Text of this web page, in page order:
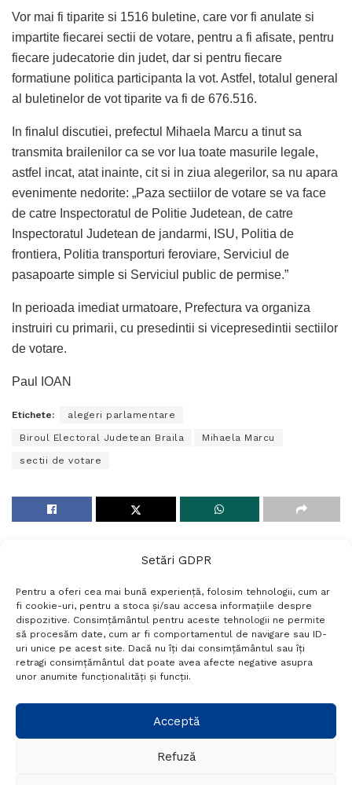
Setări GDPR
Pentru a oferi cea mai bună experiență, folosim tehnologii, cum ar
fi cookie-uri, pentru a stoca și/sau accesa informațiile despre
dispozitive. Consimțământul pentru aceste tehnologii ne permite
să procesăm date, cum ar fi comportamentul de navigare sau ID-
uri unice pe acest site. Dacă nu îți dai consimțământul sau îți
retragi consimțământul dat poate avea afecte negative asupra
unor anumite funcționalități și funcții.
Acceptă
Refuză
Vor mai fi tiparite si 1516 buletine, care vor fi anulate si
impartite fiecarei sectii de votare, pentru a fi afisate, pentru
fiecare judecatorie din judet, dar si pentru fiecare
formatiune politica participanta la vot. Astfel, totalul general
al buletinelor de vot tiparite va fi de 676.516.
In finalul discutiei, prefectul Mihaela Marcu a tinut sa
transmita brailenilor ca se vor lua toate masurile legale,
astfel incat, atat inainte, cit si in ziua alegerilor, sa nu apara
evenimente nedorite: „Paza sectiilor de votare se va face
de catre Inspectoratul de Politie Judetean, de catre
Inspectoratul Judetean de jandarmi, ISU, Politia de
frontiera, Politia transporturi feroviare, Serviciul de
pasapoarte simple si Serviciul public de permise.”
In perioada imediat urmatoare, Prefectura va organiza
instruiri cu primarii, cu presedintii si vicepresedintii sectiilor
de votare.
Paul IOAN
Etichete: alegeri parlamentare
Biroul Electoral Judetean Braila Mihaela Marcu
sectii de votare
Termeni si conditii
Politică de confidențialitate
Politica cookies
Setări GDPR
+40 788 760 194